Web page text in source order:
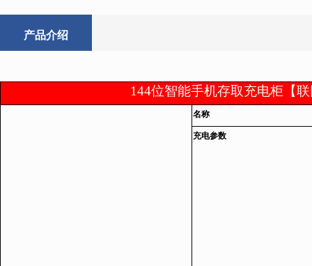
产品介绍
144位智能手机存取充电柜【
名称
充电参数